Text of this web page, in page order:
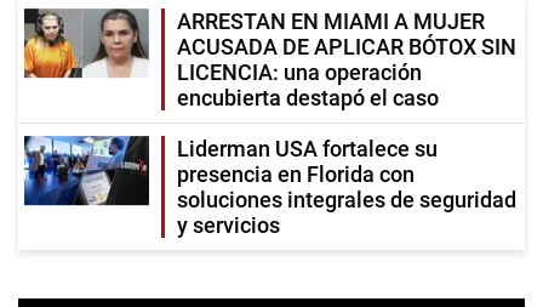
ARRESTAN EN MIAMI A MUJER
ACUSADA DE APLICAR BÓTOX SIN
LICENCIA: una operación
encubierta destapó el caso
Liderman USA fortalece su
presencia en Florida con
soluciones integrales de seguridad
y servicios